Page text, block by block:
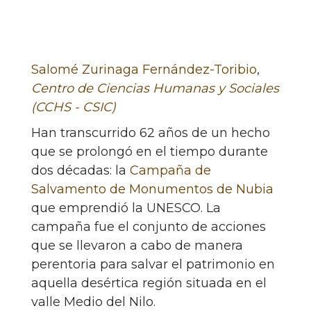
Salomé Zurinaga Fernández-Toribio,
Centro de Ciencias Humanas y Sociales
(CCHS - CSIC)
Han transcurrido 62 años de un hecho
que se prolongó en el tiempo durante
dos décadas: la Campaña de
Salvamento de Monumentos de Nubia
que emprendió la UNESCO. La
campaña fue el conjunto de acciones
que se llevaron a cabo de manera
perentoria para salvar el patrimonio en
aquella desértica región situada en el
valle Medio del Nilo.